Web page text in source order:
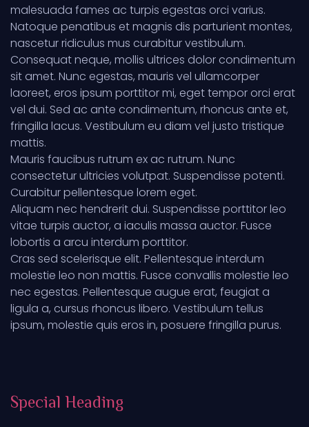
malesuada fames ac turpis egestas orci varius.
Natoque penatibus et magnis dis parturient montes,
nascetur ridiculus mus curabitur vestibulum.
Consequat neque, mollis ultrices dolor condimentum
sit amet. Nunc egestas, mauris vel ullamcorper
laoreet, eros ipsum porttitor mi, eget tempor orci erat
vel dui. Sed ac ante condimentum, rhoncus ante et,
fringilla lacus. Vestibulum eu diam vel justo tristique
mattis.
Mauris faucibus rutrum ex ac rutrum. Nunc
consectetur ultricies volutpat. Suspendisse potenti.
Curabitur pellentesque lorem eget.
Aliquam nec hendrerit dui. Suspendisse porttitor leo
vitae turpis auctor, a iaculis massa auctor. Fusce
lobortis a arcu interdum porttitor.
Cras sed scelerisque elit. Pellentesque interdum
molestie leo non mattis. Fusce convallis molestie leo
nec egestas. Pellentesque augue erat, feugiat a
ligula a, cursus rhoncus libero. Vestibulum tellus
ipsum, molestie quis eros in, posuere fringilla purus.
Special Heading